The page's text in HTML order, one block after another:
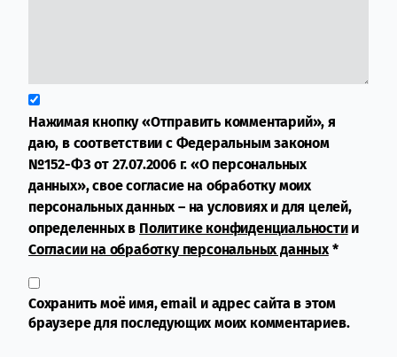
Нажимая кнопку «Отправить комментарий», я
даю, в соответствии с Федеральным законом
№152-ФЗ от 27.07.2006 г. «О персональных
данных», свое согласие на обработку моих
персональных данных – на условиях и для целей,
определенных в Политике конфиденциальностии
Согласии на обработку персональных данных*
Сохранить моё имя, email и адрес сайта в этом
браузере для последующих моих комментариев.